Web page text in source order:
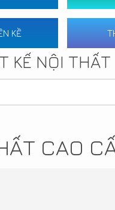
KỀ
KẾ NỘI THẤT
CAO